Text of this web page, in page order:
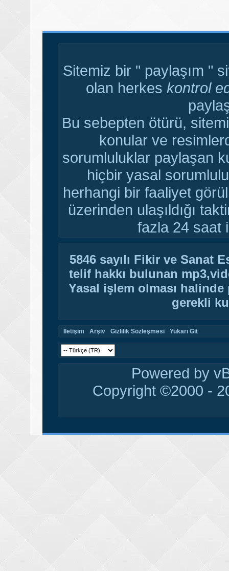
Sitemiz bir " paylaşım "
olan herkes kontrol
Bu sebepten ötürü,
konular ve
sorumluluklar paylaşan
hiçbir yasal
herhangi bir faaliyet
üzerinden ulaşıldığı
fazla 24 saat
5846 sayılı Fikir ve Sanat
telif hakkı bulunan
Yasal işlem olması
gerekli
İletişim Arşiv Gizlilik Sözleşmesi Yukarı Git
Powered by
Copyright ©2000 -